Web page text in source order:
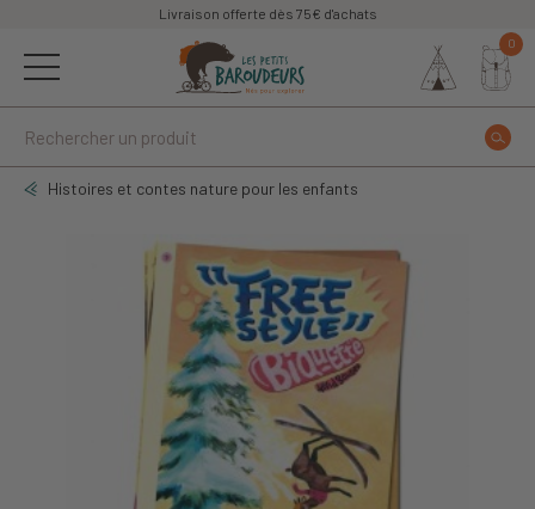
Livraison offerte dès 75€ d'achats
0
Histoires et contes nature pour les enfants